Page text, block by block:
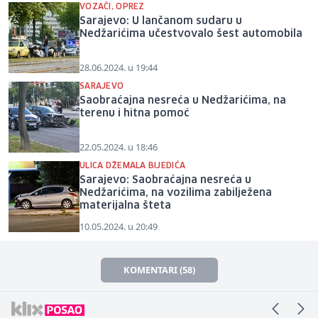
VOZAČI, OPREZ
Sarajevo: U lančanom sudaru u
Nedžarićima učestvovalo šest automobila
28.06.2024. u 19:44
SARAJEVO
Saobraćajna nesreća u Nedžarićima, na
terenu i hitna pomoć
22.05.2024. u 18:46
ULICA DŽEMALA BIJEDIĆA
Sarajevo: Saobraćajna nesreća u
Nedžarićima, na vozilima zabilježena
materijalna šteta
10.05.2024. u 20:49
KOMENTARI (58)